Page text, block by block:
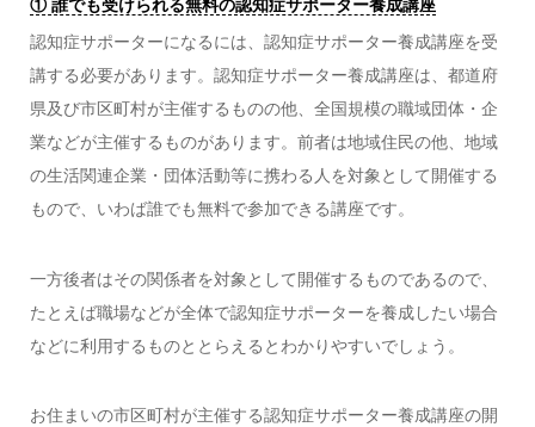
① 誰でも受けられる無料の認知症サポーター養成講座
認知症サポーターになるには、認知症サポーター養成講座を受
講する必要があります。認知症サポーター養成講座は、都道府
県及び市区町村が主催するものの他、全国規模の職域団体・企
業などが主催するものがあります。前者は地域住民の他、地域
の生活関連企業・団体活動等に携わる人を対象として開催する
もので、いわば誰でも無料で参加できる講座です。
一方後者はその関係者を対象として開催するものであるので、
たとえば職場などが全体で認知症サポーターを養成したい場合
などに利用するものととらえるとわかりやすいでしょう。
お住まいの市区町村が主催する認知症サポーター養成講座の開